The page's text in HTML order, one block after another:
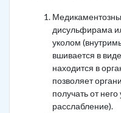
дисульфирама
уколом
вшивается в
находится в
позволяет
получать от
расслабление).